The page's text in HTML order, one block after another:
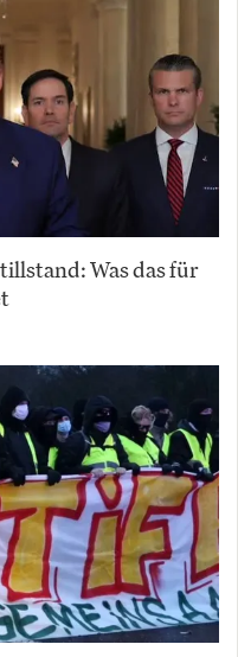
Was das für